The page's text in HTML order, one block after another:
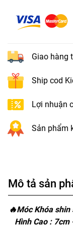
Giao hàng
Ship cod
Lợi nhuận
Sản phẩm
Mô tả sản
🔥Móc Khóa
Hình Cao : 7cm